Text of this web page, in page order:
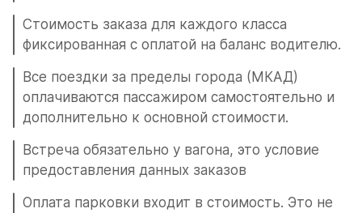
Стоимость заказа для каждого класса
фиксированная с оплатой на баланс водителю.
Все поездки за пределы города (МКАД)
оплачиваются пассажиром самостоятельно и
дополнительно к основной стоимости.
Встреча обязательно у вагона, это условие
предоставления данных заказов
Оплата парковки входит в стоимость. Это не